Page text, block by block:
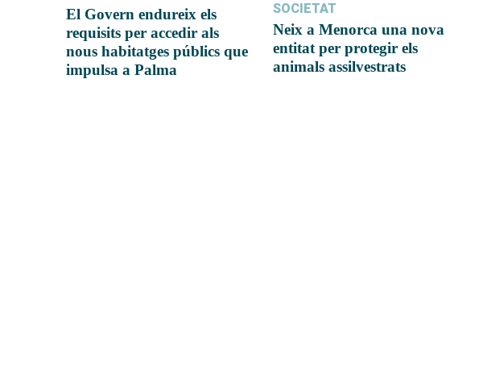
El Govern endureix els
requisits per accedir als
nous habitatges públics que
impulsa a Palma
SOCIETAT
Neix a Menorca una nova
entitat per protegir els
animals assilvestrats